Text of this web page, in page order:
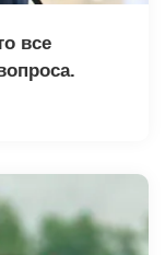
все